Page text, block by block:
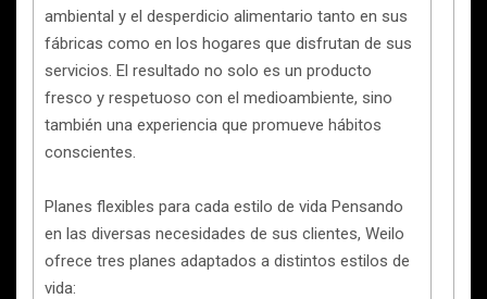
ambiental y el desperdicio alimentario tanto en sus
fábricas como en los hogares que disfrutan de sus
servicios. El resultado no solo es un producto
fresco y respetuoso con el medioambiente, sino
también una experiencia que promueve hábitos
conscientes.
Planes flexibles para cada estilo de vida Pensando
en las diversas necesidades de sus clientes, Weilo
ofrece tres planes adaptados a distintos estilos de
vida: